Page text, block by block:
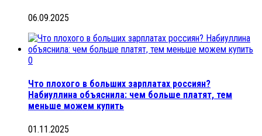
06.09.2025
0
Что плохого в больших зарплатах россиян?
Набиуллина объяснила: чем больше платят, тем
меньше можем купить
01.11.2025